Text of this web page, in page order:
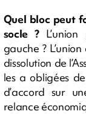
Quel bloc peut
socle ?
gauche ?
dissolution de
les a obligées
d’accord sur
relance